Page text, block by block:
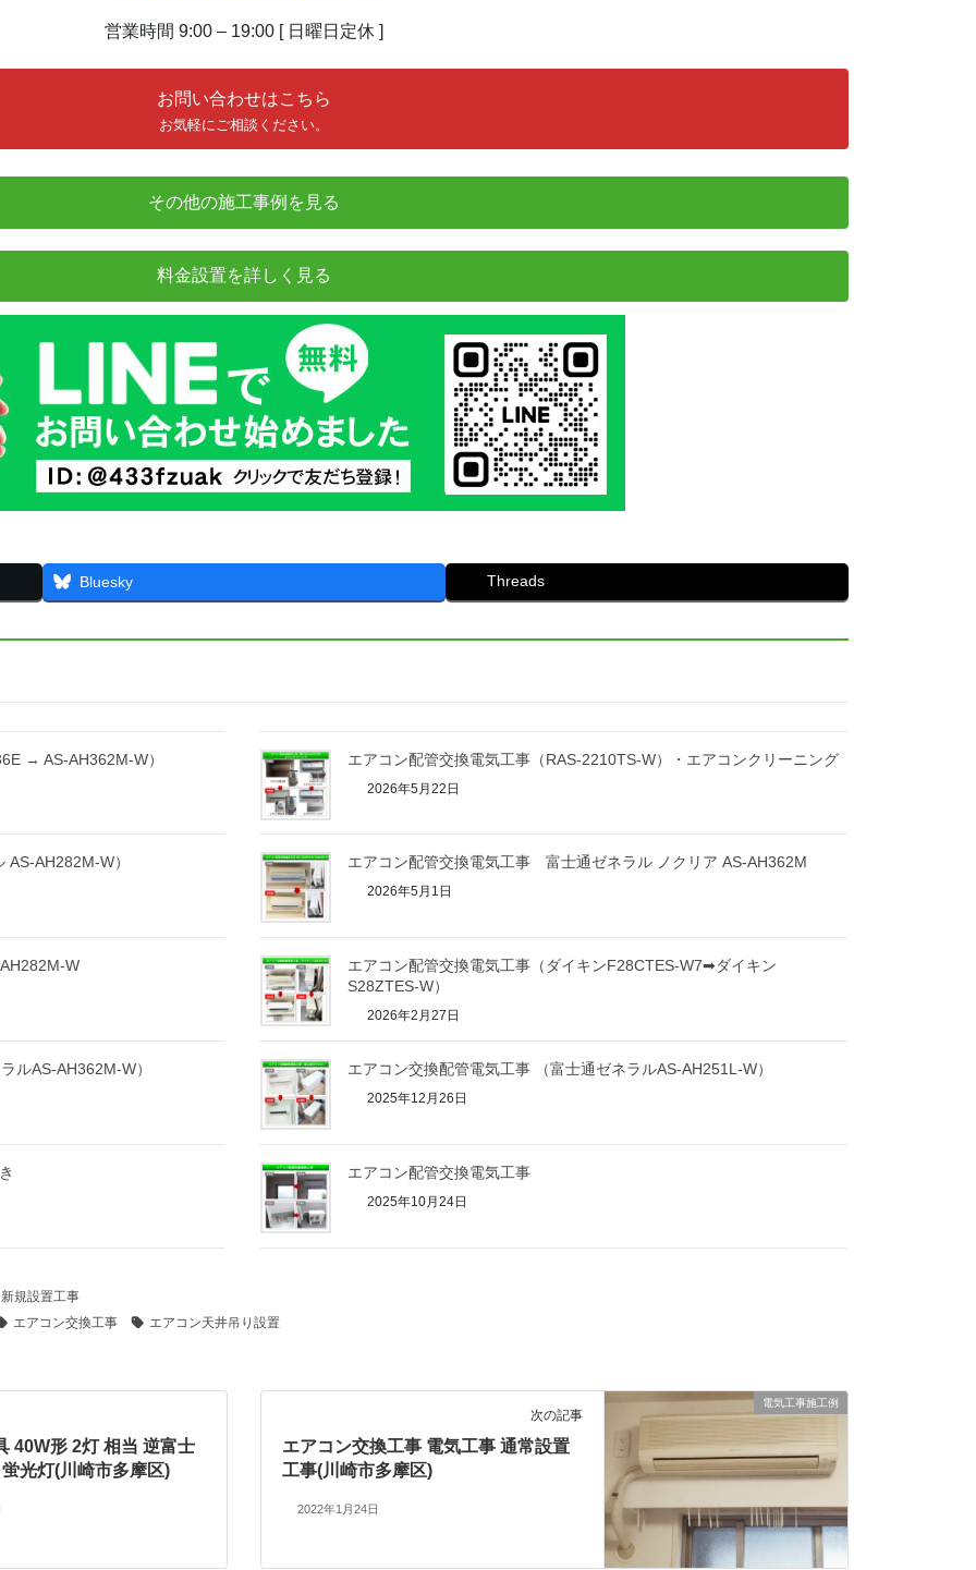
営業時間 9:00 – 19:00 [ 日曜日定休 ]
お問い合わせはこちら
お気軽にご相談ください。
その他の施工事例を見る
料金設置を詳しく見る
Bluesky Threads
→ AS-AH362M-W） エアコン配管交換電気工事（RAS-2210TS-W）・エアコンクリーニング
2026年5月22日
AH282M-W） エアコン配管交換電気工事 富士通ゼネラル ノクリア AS-AH362M
2026年5月1日
W
エアコン配管交換電気工事（ダイキンF28CTES-W7➡ダイキン
S28ZTES-W）
2026年2月27日
ルAS-AH362M-W） エアコン交換配管電気工事 （富士通ゼネラルAS-AH251L-W）
2025年12月26日
エアコン配管交換電気工事
2025年10月24日
規設置工事
エアコン交換工事
エアコン天井吊り設置
40W形 2灯 相当 逆富士
光灯(川崎市多摩区)
電気工事施工例
次の記事
エアコン交換工事 電気工事 通常設置
工事(川崎市多摩区)
2022年1月24日